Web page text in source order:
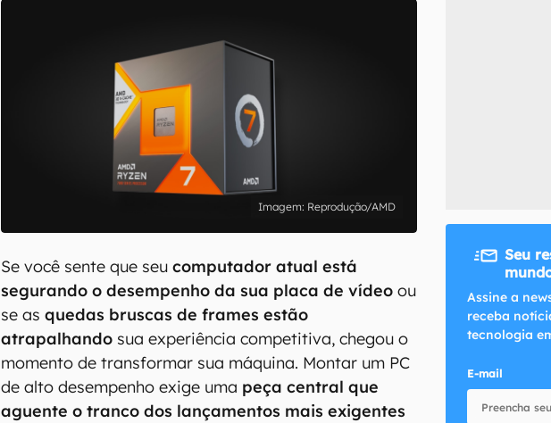
Confirmo que li, aceito e concordo com os
Reprodução/AMD
Se você sente que seucomputador atual está
segurando o desempenho da sua placa de vídeo ou
se asquedas bruscas de frames estão
atrapalhando sua experiência competitiva, chegou o
momento de transformar sua máquina. Montar um PC
de alto desempenho exige uma peça central que
aguente o tranco dos lançamentos mais exigentes
Seu
Assine a
receba
tecnologia
E-mail